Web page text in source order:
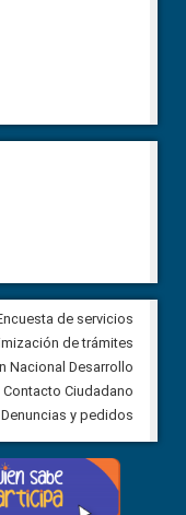
para vigilar los
de la Audiencia
Urbina, parroquia
Carolina
5 agosto, 2026
Next
de servicios
de trámites
Nacional Desarrollo
Contacto Ciudadano
Denuncias y pedidos